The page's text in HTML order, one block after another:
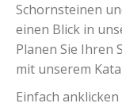
Schornsteinen
einen Blick in
Planen Sie Ihren
mit unserem
Einfach